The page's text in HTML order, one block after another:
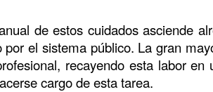
de estos cuidados asciende
el sistema público. La gran
recayendo esta labor en
cargo de esta tarea.